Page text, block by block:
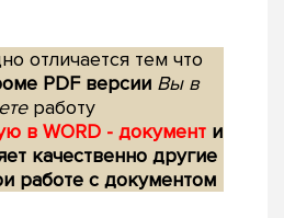
отличается тем что
PDF версии Вы в
работу
в WORD - документ и
качественно другие
работе с документом